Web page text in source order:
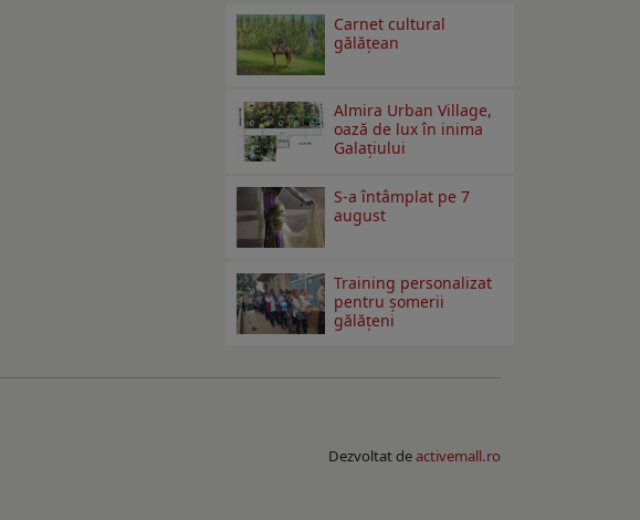
Carnet cultural
gălăţean
Almira Urban Village,
oază de lux în inima
Galațiului
S-a întâmplat pe 7
august
Training personalizat
pentru șomerii
gălățeni
Dezvoltat deactivemall.ro